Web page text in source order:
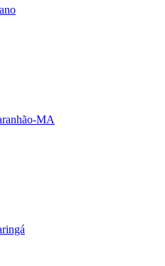
MA